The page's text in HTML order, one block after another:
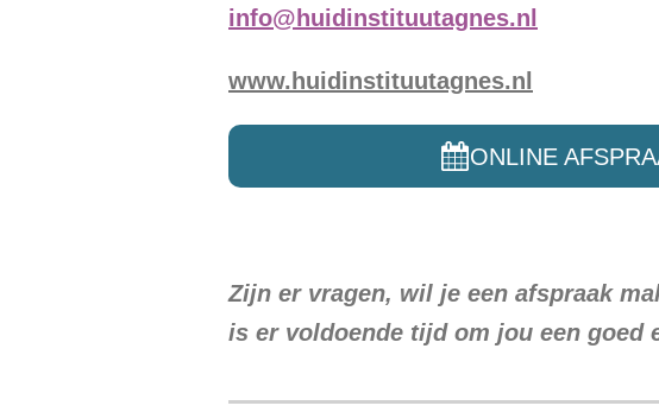
info@huidinstituutagnes.nl
www.huidinstituutagnes.nl
ONLINE
Zijn er vragen, wil je een afspraak
is er voldoende tijd om jou een goed